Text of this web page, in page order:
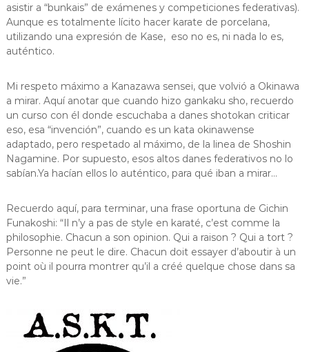
asistir a “bunkais” de exámenes y competiciones federativas).
Aunque es totalmente lícito hacer karate de porcelana,
utilizando una expresión de Kase, eso no es, ni nada lo es,
auténtico.
Mi respeto máximo a Kanazawa sensei, que volvió a Okinawa
a mirar. Aquí anotar que cuando hizo gankaku sho, recuerdo
un curso con él donde escuchaba a danes shotokan criticar
eso, esa “invención”, cuando es un kata okinawense
adaptado, pero respetado al máximo, de la linea de Shoshin
Nagamine. Por supuesto, esos altos danes federativos no lo
sabían.Ya hacían ellos lo auténtico, para qué iban a mirar…
Recuerdo aquí, para terminar, una frase oportuna de Gichin
Funakoshi: “Il n’y a pas de style en karaté, c’est comme la
philosophie. Chacun a son opinion. Qui a raison ? Qui a tort ?
Personne ne peut le dire. Chacun doit essayer d’aboutir à un
point où il pourra montrer qu’il a créé quelque chose dans sa
vie.”